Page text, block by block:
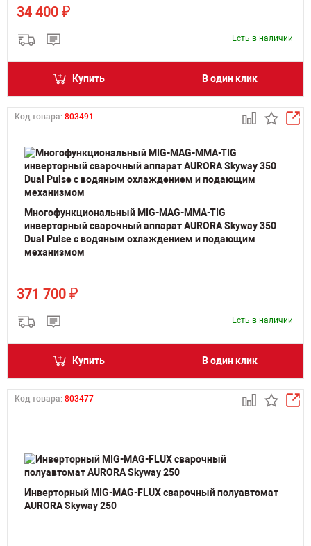
34 400 ₽
Есть в наличии
Купить В один клик
Код товара: 803491
Многофункциональный MIG-MAG-MMA-TIG
инверторный сварочный аппарат AURORA Skyway 350
Dual Pulse с водяным охлаждением и подающим
механизмом
371 700 ₽
Есть в наличии
Купить В один клик
Код товара: 803477
Инверторный MIG-MAG-FLUX сварочный полуавтомат
AURORA Skyway 250